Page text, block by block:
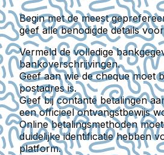
Begin met de meest
geef alle benodigde details
Vermeld de volledige
bankoverschrijvingen.
Geef aan wie de cheque moet
postadres is.
Geef bij contante betalingen
een officieel ontvangstbewijs
Online betalingsmethoden
duidelijke identificatie hebben
platform.